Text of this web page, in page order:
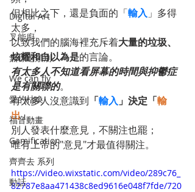
Digital Art
叉能廚
無標題類別
We can fly
愛的枯喚
福音動畫
Gamification
齊齊去 系列
動話
但相比之下，還是負面的「輸入 」多得
太多，
以致我們的腦海裡充斥着大量的垃圾、
炫耀和自以為是的言論。
有太多人不知道看屏幕的時間與抑鬱症
是有關聯的。
有太多人沒意識到 「輸入 」決定「輸
出」。
別人發表什麼意見，不關注也罷；
唯有上帝的"意見"才最值得關注。
https://video.wixstatic.com/video/289c76_
82787e8aa471438c8ed9616e048f7fde/720